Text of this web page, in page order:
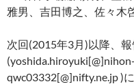
雅男、吉田博之、佐々木
次回(2015年3月)以降、
qwc03332[@]nifty.ne.jp )